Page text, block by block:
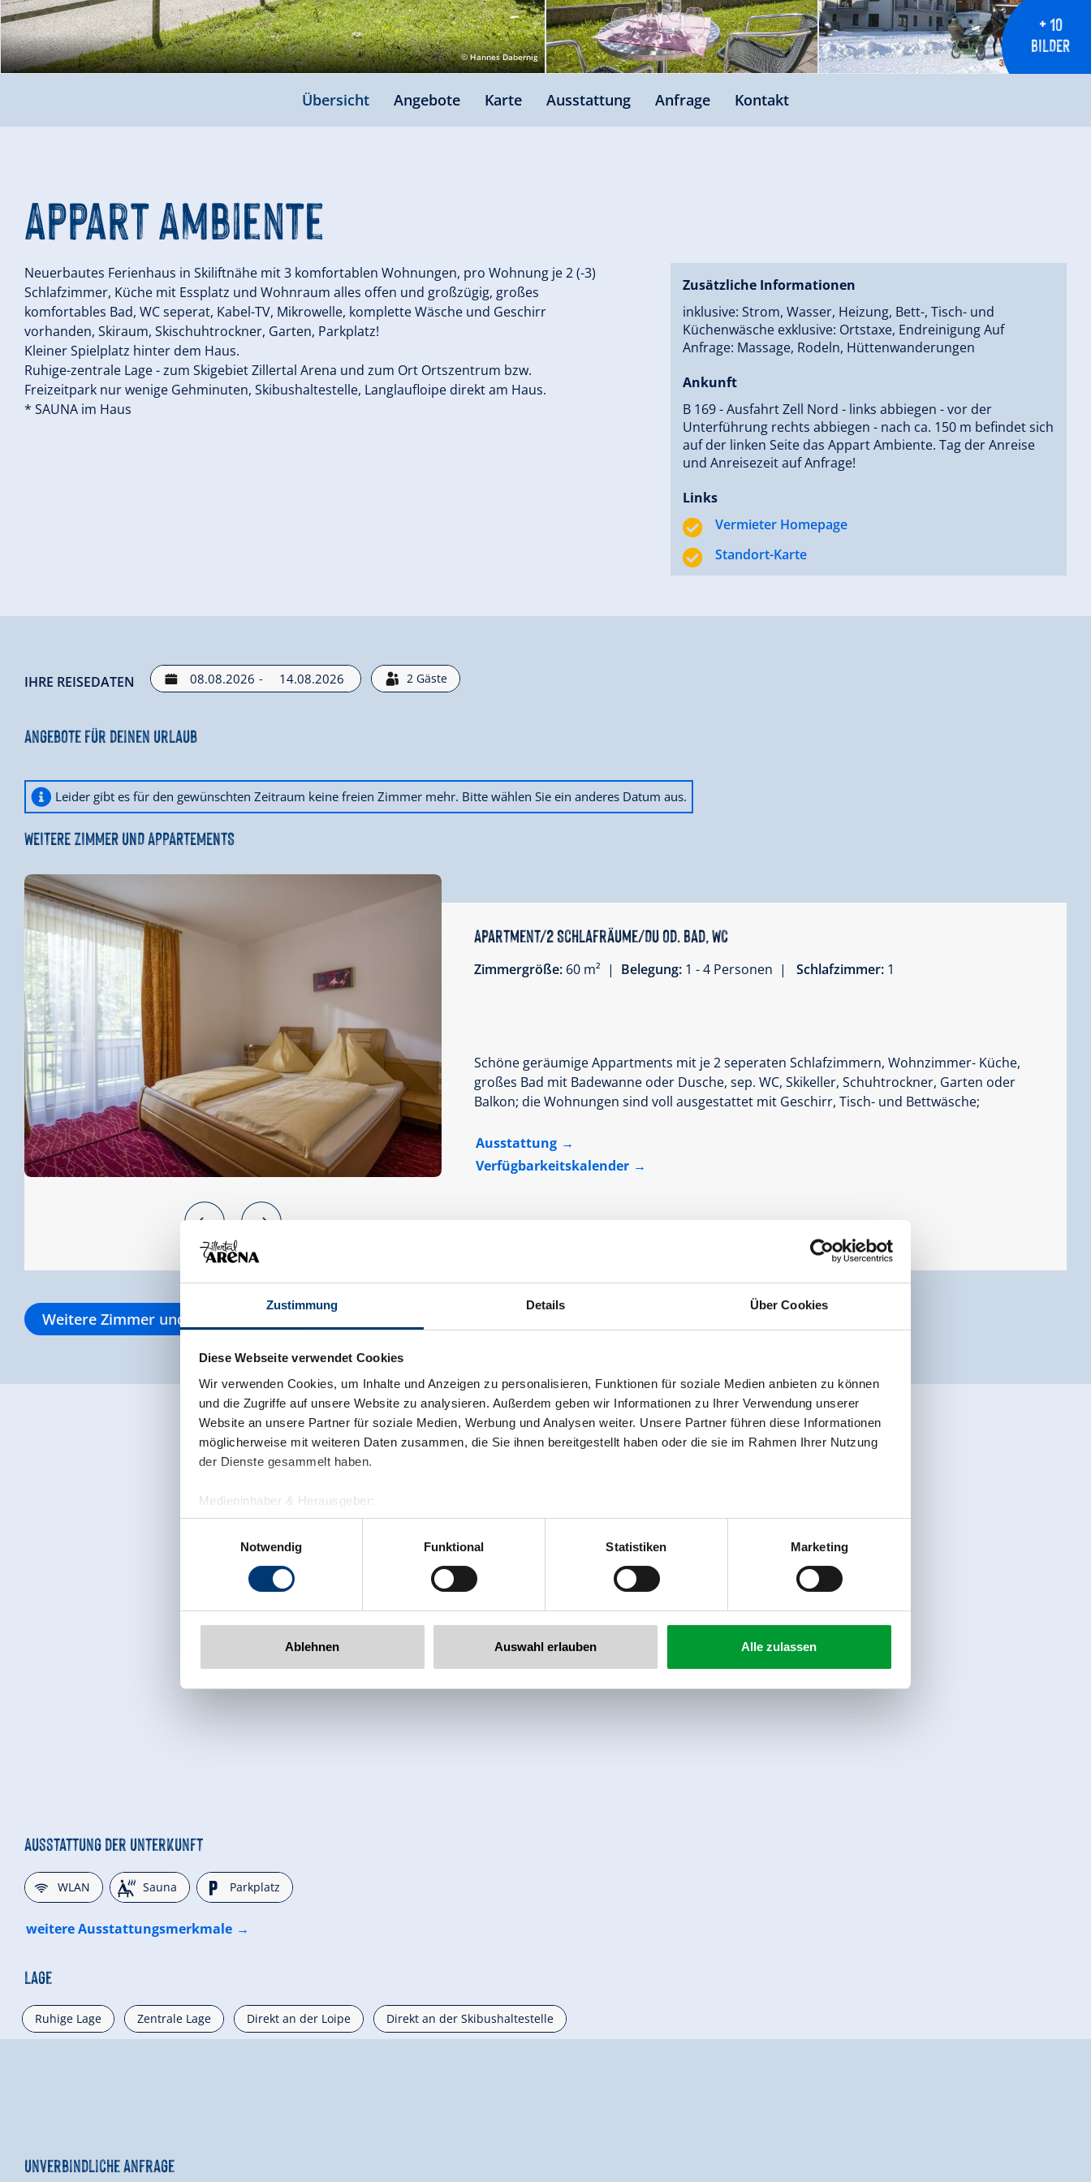
Zustimmung Details Über Cookies
Diese Webseite verwendet Cookies
Wir verwenden Cookies, um Inhalte und Anzeigen zu personalisieren, Funktionen für soziale Medien anbieten zu können
und die Zugriffe auf unsere Website zu analysieren. Außerdem geben wir Informationen zu Ihrer Verwendung unserer
Website an unsere Partner für soziale Medien, Werbung und Analysen weiter. Unsere Partner führen diese Informationen
möglicherweise mit weiteren Daten zusammen, die Sie ihnen bereitgestellt haben oder die sie im Rahmen Ihrer Nutzung
der Dienste gesammelt haben.
Medieninhaber & Herausgeber:
Zeller Bergbahnen Zillertal GmbH & Co KG
Rohr 23// A-6280 Zell am Ziller
www.zillertalarena.com
Notwendig
Funktional Statistiken Marketing
Ablehnen Auswahl erlauben Alle zulassen
© Hannes Dabernig
+ 10
BILDER
Übersicht Angebote Karte Ausstattung Anfrage Kontakt
Appart Ambiente
Neuerbautes Ferienhaus in Skiliftnähe mit 3 komfortablen Wohnungen, pro Wohnung je 2 (-3)
Schlafzimmer, Küche mit Essplatz und Wohnraum alles offen und großzügig, großes
komfortables Bad, WC seperat, Kabel-TV, Mikrowelle, komplette Wäsche und Geschirr
vorhanden, Skiraum, Skischuhtrockner, Garten, Parkplatz!
Kleiner Spielplatz hinter dem Haus.
Ruhige-zentrale Lage - zum Skigebiet Zillertal Arena und zum Ort Ortszentrum bzw.
Freizeitpark nur wenige Gehminuten, Skibushaltestelle, Langlaufloipe direkt am Haus.
* SAUNA im Haus
Zusätzliche Informationen
inklusive: Strom, Wasser, Heizung, Bett-, Tisch- und
Küchenwäsche exklusive: Ortstaxe, Endreinigung Auf
Anfrage: Massage, Rodeln, Hüttenwanderungen
Ankunft
B 169 - Ausfahrt Zell Nord - links abbiegen - vor der
Unterführung rechts abbiegen - nach ca. 150 m befindet sich
auf der linken Seite das Appart Ambiente. Tag der Anreise
und Anreisezeit auf Anfrage!
Links
Vermieter Homepage
Standort-Karte
IHRE REISEDATEN - 2 Gäste
Angebote für deinen Urlaub
Leider gibt es für den gewünschten Zeitraum keine freien Zimmer mehr. Bitte wählen Sie ein anderes Datum aus.
WEITERE ZIMMER UND APPARTEMENTS
Apartment/2 Schlafräume/Du od. Bad, WC
Zimmergröße: 60 m² | Belegung: 1 - 4 Personen | Schlafzimmer: 1
Schöne geräumige Appartments mit je 2 seperaten Schlafzimmern, Wohnzimmer- Küche,
großes Bad mit Badewanne oder Dusche, sep. WC, Skikeller, Schuhtrockner, Garten oder
Balkon; die Wohnungen sind voll ausgestattet mit Geschirr, Tisch- und Bettwäsche;
Ausstattung
Verfügbarkeitskalender
Weitere Zimmer und Appartements
Ausstattung der Unterkunft
🜉WLAN 🗔Sauna 🐈Parkplatz
weitere Ausstattungsmerkmale
Lage
Ruhige Lage Zentrale Lage Direkt an der Loipe Direkt an der Skibushaltestelle
Unverbindliche Anfrage